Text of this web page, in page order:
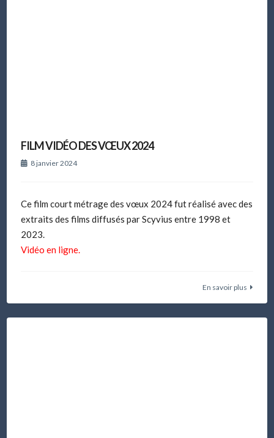
FILM VIDÉO DES VŒUX 2024
8 janvier 2024
Ce film court métrage des vœux 2024 fut réalisé avec des
extraits des films diffusés par Scyvius entre 1998 et
2023.
Vidéo en ligne.
En savoir plus